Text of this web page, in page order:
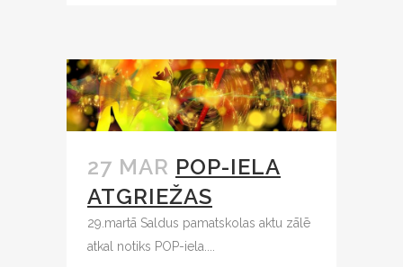
27 MAR POP-IELA
ATGRIEŽAS
29.martā Saldus pamatskolas aktu zālē
atkal notiks POP-iela....